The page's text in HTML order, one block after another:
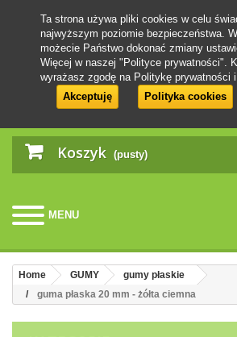
Koszyk (pusty)
MENU
Ta strona używa pliki cookies w celu
najwyższym poziomie bezpieczeństwa.
możecie Państwo dokonać zmiany
Więcej w naszej "Polityce prywatności".
wyrażasz zgodę na Politykę prywatności
Akceptuję
Polityka cookies
Home GUMY
gumy płaskie
guma płaska 20 mm - żółta ciemna